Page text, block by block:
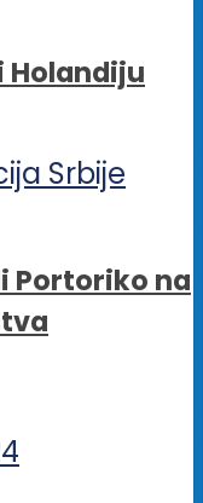
Holandiju
Portoriko na